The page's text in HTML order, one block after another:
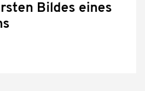
Bildes eines